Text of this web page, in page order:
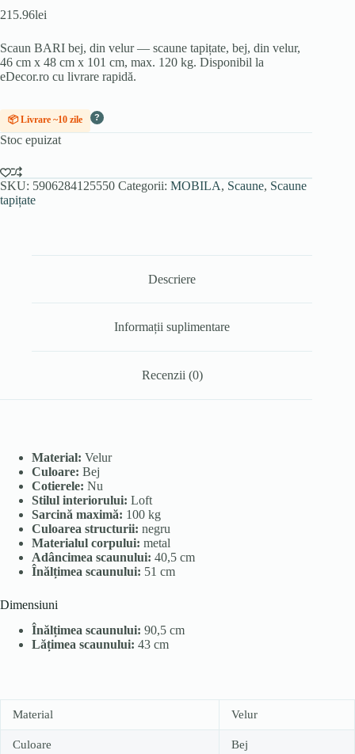
215.96lei
Scaun BARI bej, din velur — scaune tapițate, bej, din velur,
46 cm x 48 cm x 101 cm, max. 120 kg. Disponibil la
eDecor.ro cu livrare rapidă.
📦 Livrare ~10 zile ?
Stoc epuizat
SKU: 5906284125550 Categorii: MOBILA, Scaune, Scaune
tapițate
Descriere
Informații suplimentare
Recenzii (0)
Material: Velur
Culoare: Bej
Cotierele: Nu
Stilul interiorului: Loft
Sarcină maximă: 100 kg
Culoarea structurii: negru
Materialul corpului: metal
Adâncimea scaunului: 40,5 cm
Înălțimea scaunului: 51 cm
Dimensiuni
Înălțimea scaunului: 90,5 cm
Lățimea scaunului: 43 cm
Material Velur
Culoare Bej